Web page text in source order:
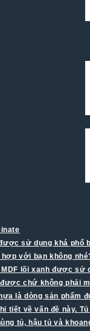
sử dụng khá phổ
với bạn không
lõi xanh được
chứ không phải
là dòng sản phẩm
tiết về vấn đề này.
tủ, hậu tủ và